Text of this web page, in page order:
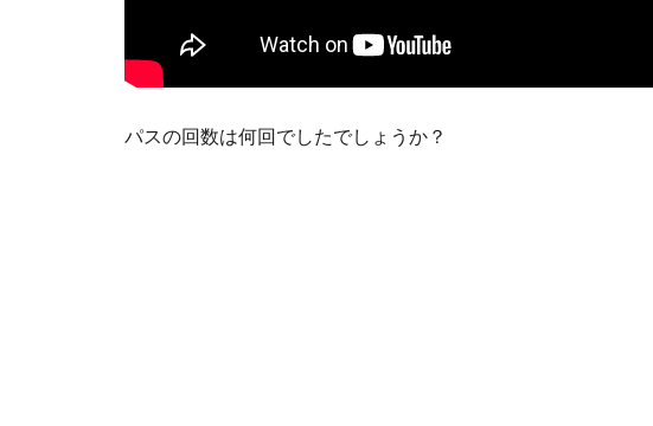
パスの回数は何回でしたでしょうか？